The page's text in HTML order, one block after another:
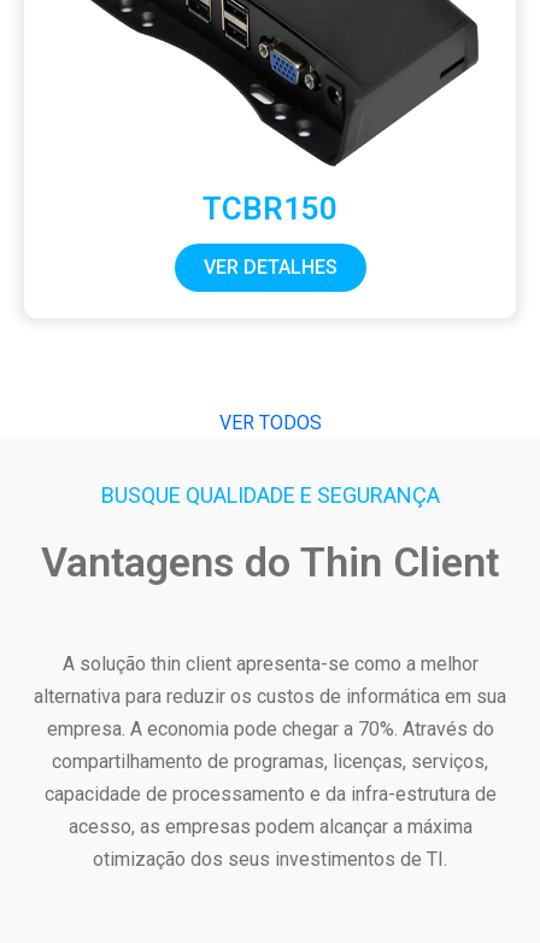
TCBR150
VER DETALHES
VER TODOS
BUSQUE QUALIDADE E SEGURANÇA
Vantagens do Thin Client
A solução thin client apresenta-se como a melhor
alternativa para reduzir os custos de informática em sua
empresa. A economia pode chegar a 70%. Através do
compartilhamento de programas, licenças, serviços,
capacidade de processamento e da infra-estrutura de
acesso, as empresas podem alcançar a máxima
otimização dos seus investimentos de TI.